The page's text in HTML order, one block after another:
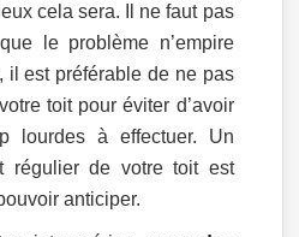
cela sera. Il ne faut pas
le problème n’empire
il est préférable de ne pas
toit pour éviter d’avoir
lourdes à effectuer. Un
régulier de votre toit est
anticiper.